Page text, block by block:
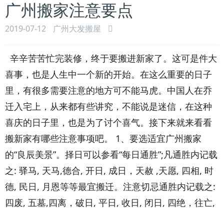
广州搬家注意要点
2019-07-12 广州大发搬屋
辛辛苦苦忙完装修，终于要搬进新家了。这可是件大
喜事，也是人生中一个新的开始。在这么重要的日子
里，有很多需要注意的地方可不能马虎。中国人在乔
迁入宅上，从来都有些讲究，不能说是迷信，在这种
喜庆的日子里，也是为了讨个喜气。接下来就来看看
搬新家有哪些注意事项吧。 1、要选适宜广州搬家
的“良辰美景”。择日可以参看“每日通胜”;凡通胜内记载
之: 驿马, 天马,德合, 开日, 成日，天赦 ,天愿, 四相, 时
德, 民日, 月恩等等最宜搬迁。注意切忌通胜内记载之:
四废, 五墓,四离，破日, 平日, 收日, 闭日, 四绝，往亡,